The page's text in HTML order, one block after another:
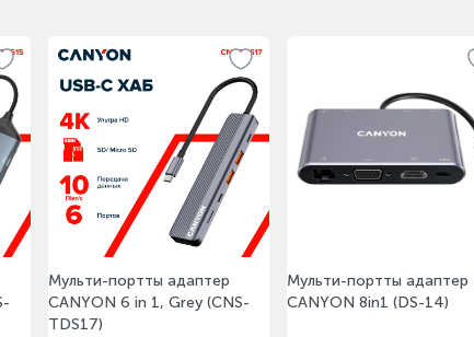
Ертең Тапсырыс бойынша
Ертең Тапсырыс бойынша
Бүгін 10-нан аз
Мульти-портты адаптер
CANYON 6 in 1, Grey (CNS-
TDS17)
Мульти-портты адаптер
CANYON 8in1 (DS-14)